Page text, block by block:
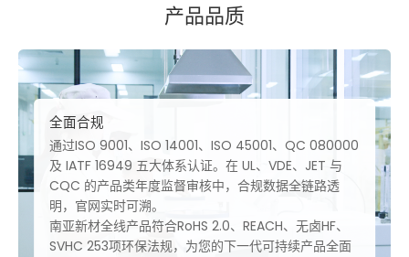
产品品质
、QC 080000
、VDE、JET 与
规数据全链路透
、无卤HF、
代可持续产品全面
优质交付
每一批次出厂产品均通过 IPC-4101
业级基准测试。我们将常规板控制在
高多层板≤0.75%; 铜厚均匀性同板差
间(T-288)≥30 min。
我们为您提供专属保障：每批次附出
关键指标样本硬件级封存 12 个月。依
付”保障协议——一旦触发二次抽检不
极速启动退换货程序，48 小时内输出